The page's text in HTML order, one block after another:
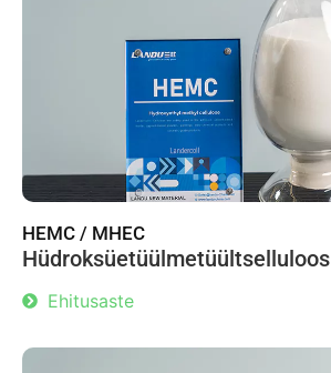
HEMC / MHEC
Hüdroksüetüülmetüültselluloos
Ehitusaste